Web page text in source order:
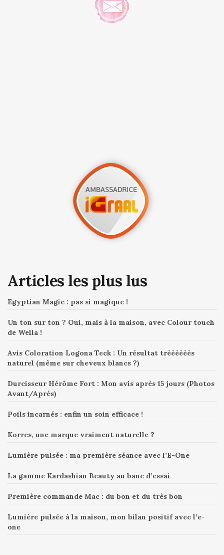
Articles les plus lus
Egyptian Magic : pas si magique !
Un ton sur ton ? Oui, mais à la maison, avec Colour touch
de Wella !
Avis Coloration Logona Teck : Un résultat trèèèèèès
naturel (même sur cheveux blancs ?)
Durcisseur Hérôme Fort : Mon avis après 15 jours (Photos
Avant/Après)
Poils incarnés : enfin un soin efficace !
Korres, une marque vraiment naturelle ?
Lumière pulsée : ma première séance avec l’E-One
La gamme Kardashian Beauty au banc d’essai
Première commande Mac : du bon et du très bon
Lumière pulsée à la maison, mon bilan positif avec l’e-
one